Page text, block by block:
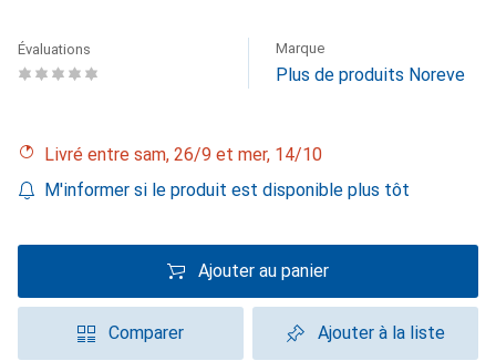
Évaluations Marque
Plus de produits Noreve
Livré entre sam, 26/9 et mer, 14/10
M'informer si le produit est disponible plus tôt
Ajouter au panier
Comparer Ajouter à la liste